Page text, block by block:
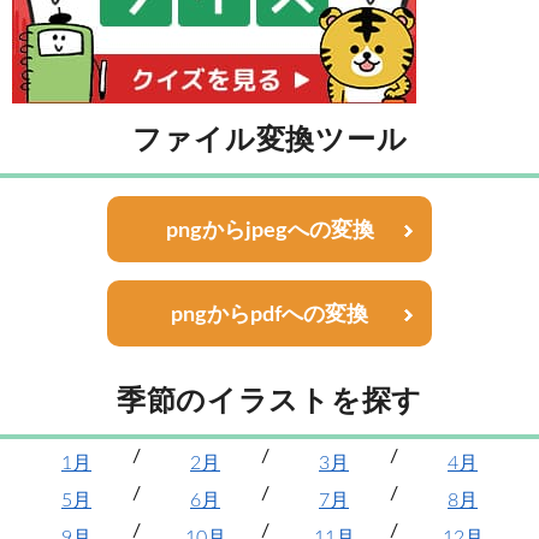
ファイル変換ツール
pngからjpegへの変換
pngからpdfへの変換
季節のイラストを探す
1月 2月 3月
4月
5月
6月 7月
8月